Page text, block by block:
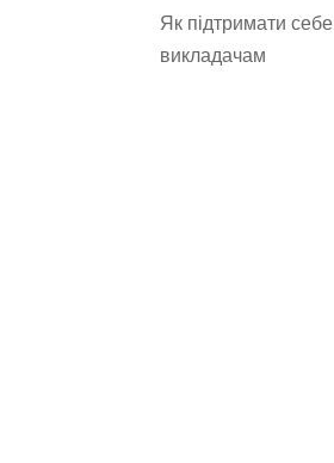
Як підтримати себе
викладачам